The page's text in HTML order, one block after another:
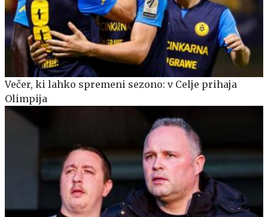
Večer, ki lahko spremeni sezono: v Celje prihaja
Olimpija